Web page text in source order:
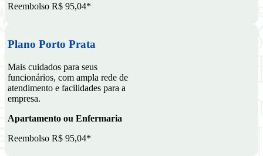
Reembolso R$ 95,04*
Plano Porto Prata
Mais cuidados para seus
funcionários, com ampla rede de
atendimento e facilidades para a
empresa.
Apartamento ou Enfermaria
Reembolso R$ 95,04*